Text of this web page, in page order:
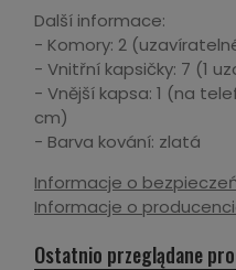
Další informace:
- Komory: 2
- Vnitřní kapsičky: 7 (1
- Vnější kapsa: 1 (na
cm)
- Barva kování: zlatá
Informacje o
Informacje o
Ostatnio przeglądane